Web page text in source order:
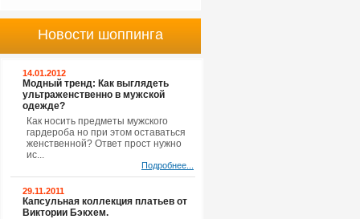
Новости шоппинга
14.01.2012
Модный тренд: Как выглядеть
ультраженственно в мужской
одежде?
Как носить предметы мужского
гардероба но при этом оставаться
женственной? Ответ прост нужно
ис...
Подробнее...
29.11.2011
Капсульная коллекция платьев от
Виктории Бэкхем.